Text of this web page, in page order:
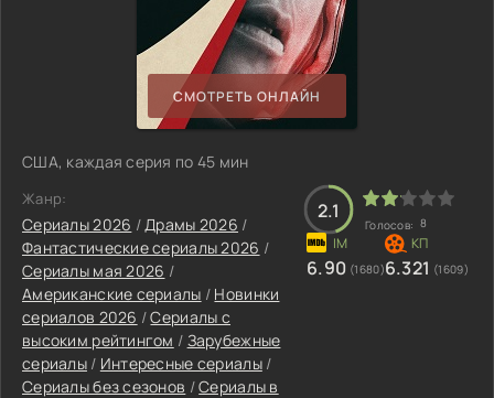
СМОТРЕТЬ ОНЛАЙН
США, каждая серия по 45 мин
Жанр:
Сериалы 2026 /Драмы 2026 /
Фантастические сериалы 2026 /
Сериалы мая 2026 /
Американские сериалы / Новинки
сериалов 2026 /Сериалы с
высоким рейтингом / Зарубежные
сериалы/ Интересные сериалы/
Сериалы без сезонов /Сериалы в
2.1
Голосов: 8
6.90 (1680)6.321 (1609)